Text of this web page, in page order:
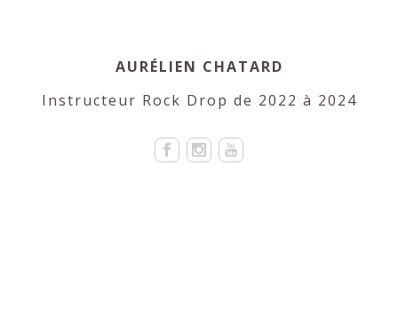
AURÉLIEN CHATARD
Instructeur Rock Drop de 2022 à 2024